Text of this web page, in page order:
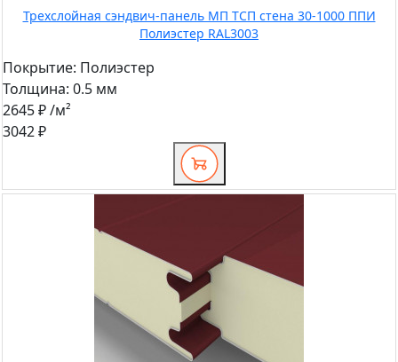
Трехслойная сэндвич-панель МП ТСП стена 30-1000 ППИ
Полиэстер RAL3003
Покрытие: Полиэстер
Толщина: 0.5 мм
2645 ₽/м²
3042 ₽